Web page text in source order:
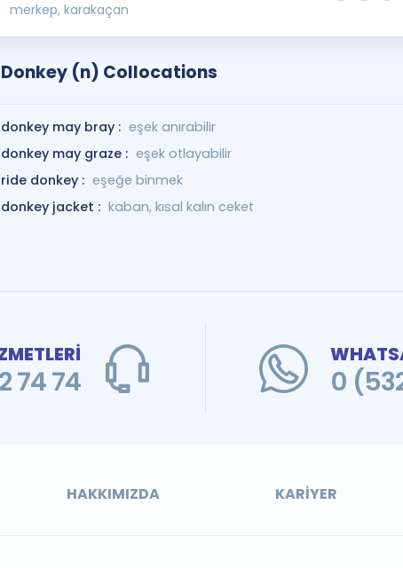
merkep, karakaçan
Donkey (n) Collocations
donkey may bray : eşek anırabilir
donkey may graze : eşek otlayabilir
ride donkey : eşeğe binmek
donkey jacket : kaban, kısal kalın ceket
74 74 0
HAKKIMIZDA KARIYER